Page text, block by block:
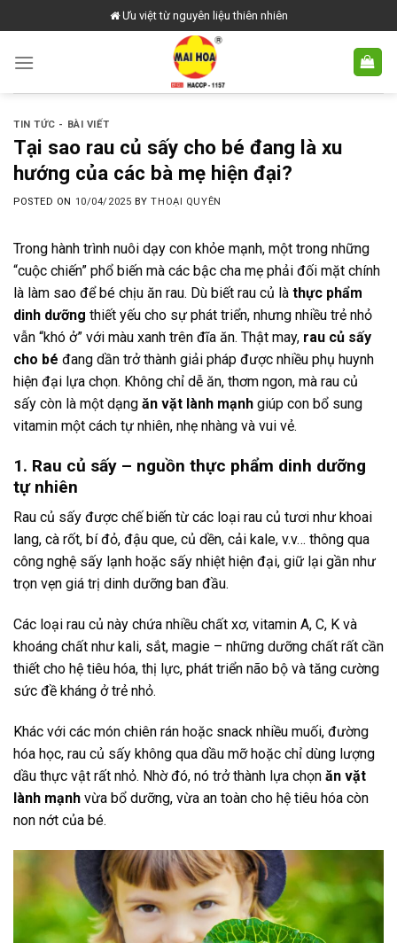
to
content
Ưu việt từ nguyên liệu thiên nhiên
TIN TỨC - BÀI VIẾT
Tại sao rau củ sấy cho bé đang là xu
hướng của các bà mẹ hiện đại?
POSTED ON 10/04/2025 BYTHOẠI QUYÊN
Trong hành trình nuôi dạy con khỏe mạnh, một trong những
“cuộc chiến” phổ biến mà các bậc cha mẹ phải đối mặt chính
là làm sao để bé chịu ăn rau. Dù biết rau củ là thực phẩm
dinh dưỡng thiết yếu cho sự phát triển, nhưng nhiều trẻ nhỏ
vẫn “khó ở” với màu xanh trên đĩa ăn. Thật may, rau củ sấy
cho bé đang dần trở thành giải pháp được nhiều phụ huynh
hiện đại lựa chọn. Không chỉ dễ ăn, thơm ngon, mà rau củ
sấy còn là một dạng ăn vặt lành mạnh giúp con bổ sung
vitamin một cách tự nhiên, nhẹ nhàng và vui vẻ.
1. Rau củ sấy – nguồn thực phẩm dinh dưỡng
tự nhiên
Rau củ sấy được chế biến từ các loại rau củ tươi như khoai
lang, cà rốt, bí đỏ, đậu que, củ dền, cải kale, v.v… thông qua
công nghệ sấy lạnh hoặc sấy nhiệt hiện đại, giữ lại gần như
trọn vẹn giá trị dinh dưỡng ban đầu.
Các loại rau củ này chứa nhiều chất xơ, vitamin A, C, K và
khoáng chất như kali, sắt, magie – những dưỡng chất rất cần
thiết cho hệ tiêu hóa, thị lực, phát triển não bộ và tăng cường
sức đề kháng ở trẻ nhỏ.
Khác với các món chiên rán hoặc snack nhiều muối, đường
hóa học, rau củ sấy không qua dầu mỡ hoặc chỉ dùng lượng
dầu thực vật rất nhỏ. Nhờ đó, nó trở thành lựa chọn ăn vặt
lành mạnh vừa bổ dưỡng, vừa an toàn cho hệ tiêu hóa còn
non nớt của bé.